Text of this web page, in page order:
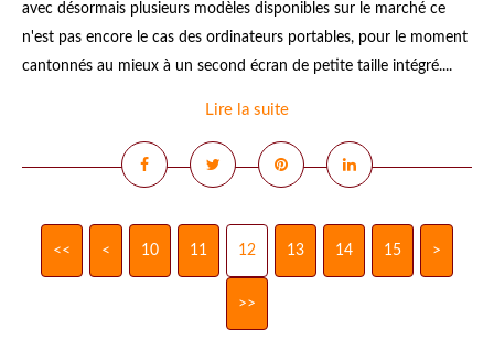
avec désormais plusieurs modèles disponibles sur le marché ce
n'est pas encore le cas des ordinateurs portables, pour le moment
cantonnés au mieux à un second écran de petite taille intégré....
Lire la suite
<< < 10 11 12 13 14 15 >
>>